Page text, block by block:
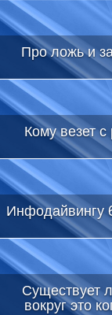
Про ложь и
Кому везет
Инфодайвингу
Существует
вокруг это